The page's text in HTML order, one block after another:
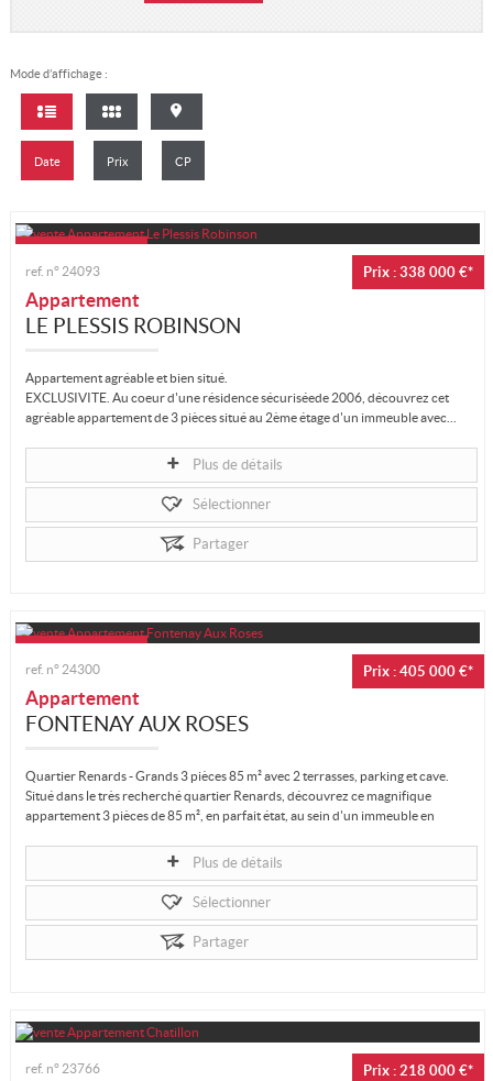
Ma sélection
Mode d’affichage :
Date Prix CP
Prix : 338 000 €*
ref. n° 24093
Appartement
LE PLESSIS ROBINSON
Appartement agréable et bien situé.
EXCLUSIVITE. Au coeur d'une résidence sécuriséede 2006, découvrez cet
agréable appartement de 3 pièces situé au 2ème étage d'un immeuble avec...
Plus de détails
Sélectionner
Partager
Prix : 405 000 €*
ref. n° 24300
Appartement
FONTENAY AUX ROSES
Quartier Renards - Grands 3 pièces 85 m² avec 2 terrasses, parking et cave.
Situé dans le très recherché quartier Renards, découvrez ce magnifique
appartement 3 pièces de 85 m², en parfait état, au sein d'un immeuble en
Plus de détails
Sélectionner
Partager
Prix : 218 000 €*
ref. n° 23766